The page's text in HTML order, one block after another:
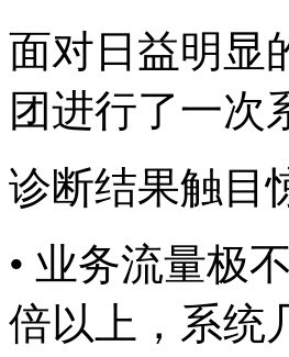
面对日益明显
团进行了一次
诊断结果触目惊
• 业务流量极
倍以上，系